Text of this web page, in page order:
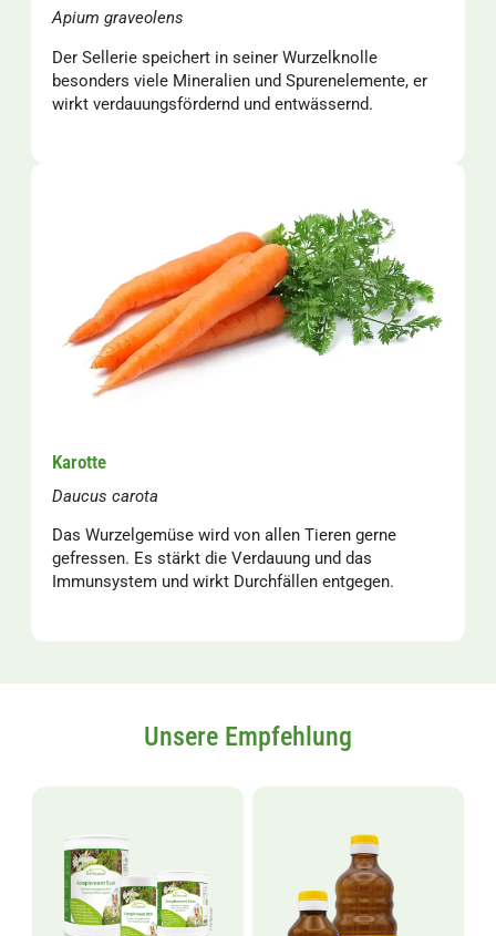
Apium graveolens
Der Sellerie speichert in seiner Wurzelknolle
besonders viele Mineralien und Spurenelemente, er
wirkt verdauungsfördernd und entwässernd.
Karotte
Daucus carota
Das Wurzelgemüse wird von allen Tieren gerne
gefressen. Es stärkt die Verdauung und das
Immunsystem und wirkt Durchfällen entgegen.
Unsere Empfehlung